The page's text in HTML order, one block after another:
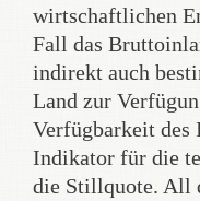
wirtschaftlichen
Fall das
indirekt auch
Land zur
Verfügbarkeit des
Indikator für die
die Stillquote. All